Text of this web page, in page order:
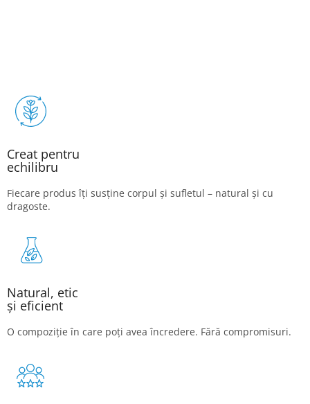
Creat pentru
echilibru
Fiecare produs îți susține corpul și sufletul – natural și cu
dragoste.
Natural, etic
și eficient
O compoziție în care poți avea încredere. Fără compromisuri.